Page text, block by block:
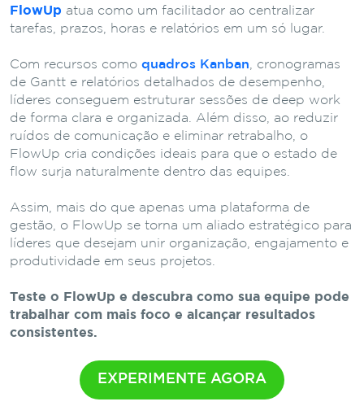
FlowUp atua como um facilitador ao centralizar
tarefas, prazos, horas e relatórios em um só lugar.
Com recursos como quadros Kanban , cronogramas
de Gantt e relatórios detalhados de desempenho,
líderes conseguem estruturar sessões de deep work
de forma clara e organizada. Além disso, ao reduzir
ruídos de comunicação e eliminar retrabalho, o
FlowUp cria condições ideais para que o estado de
flow surja naturalmente dentro das equipes.
Assim, mais do que apenas uma plataforma de
gestão, o FlowUp se torna um aliado estratégico para
líderes que desejam unir organização, engajamento e
produtividade em seus projetos.
Teste o FlowUp e descubra como sua equipe pode
trabalhar com mais foco e alcançar resultados
consistentes.
EXPERIMENTE AGORA